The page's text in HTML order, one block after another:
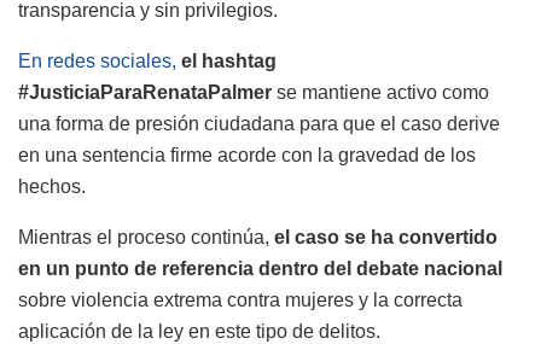
transparencia y sin privilegios.
En redes sociales, el hashtag
#JusticiaParaRenataPalmer se mantiene activo como
una forma de presión ciudadana para que el caso derive
en una sentencia firme acorde con la gravedad de los
hechos.
Mientras el proceso continúa, el caso se ha convertido
en un punto de referencia dentro del debate nacional
sobre violencia extrema contra mujeres y la correcta
aplicación de la ley en este tipo de delitos.